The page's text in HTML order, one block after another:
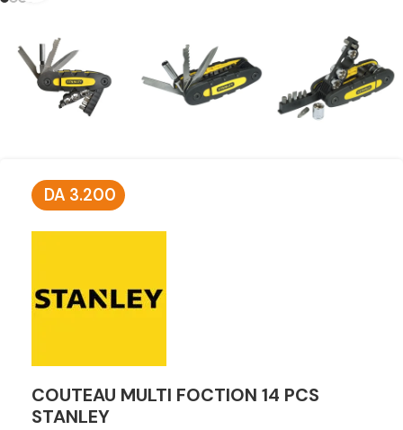
DA 3.200
COUTEAU MULTI FOCTION 14 PCS
STANLEY